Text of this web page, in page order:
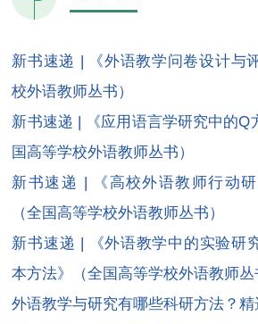
新书速递 | 《外语教学问卷设计与
校外语教师丛书）
新书速递 | 《应用语言学研究中的Q
国高等学校外语教师丛书）
新书速递 | 《高校外语教师行动研
（全国高等学校外语教师丛书）
新书速递 | 《外语教学中的实验
本方法》（全国高等学校外语教师丛
外语教学与研究有哪些科研方法？